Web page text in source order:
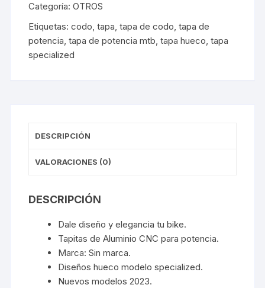
cantidad
Categoría:OTROS
Etiquetas:codo,tapa,tapa de codo,tapa de
potencia,tapa de potencia mtb,tapa hueco,tapa
specialized
DESCRIPCIÓN
VALORACIONES (0)
DESCRIPCIÓN
Dale diseño y elegancia tu bike.
Tapitas de Aluminio CNC para potencia.
Marca: Sin marca.
Diseños hueco modelo specialized.
Nuevos modelos 2023.